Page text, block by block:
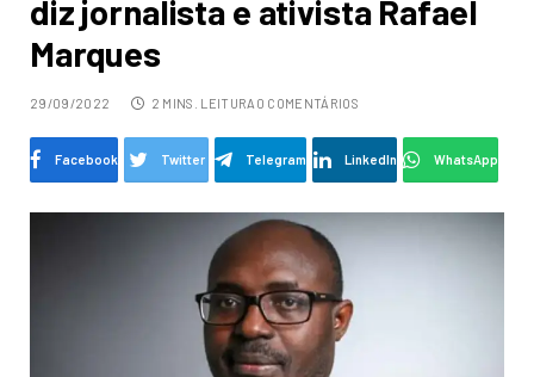
diz jornalista e ativista Rafael
Marques
29/09/2022 2 MINS. LEITURA 0 COMENTÁRIOS
Facebook Twitter Telegram LinkedIn WhatsApp